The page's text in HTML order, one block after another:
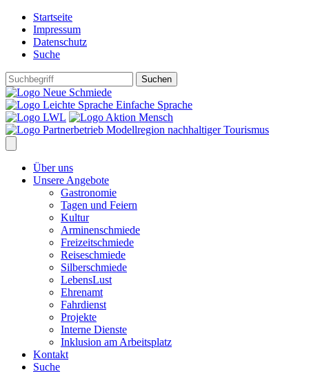
Startseite
Impressum
Datenschutz
Suche
Einfache Sprache
Über uns
Unsere Angebote
Gastronomie
Tagen und Feiern
Kultur
Arminenschmiede
Freizeitschmiede
Reiseschmiede
Silberschmiede
LebensLust
Ehrenamt
Fahrdienst
Projekte
Interne Dienste
Inklusion am Arbeitsplatz
Kontakt
Suche